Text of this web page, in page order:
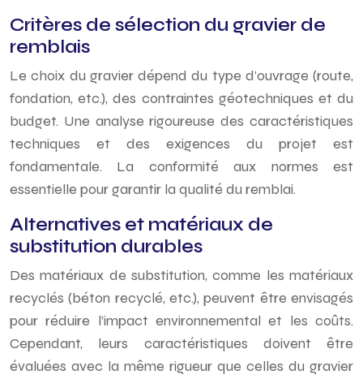
Critères de sélection du gravier de
remblais
Le choix du gravier dépend du type d’ouvrage (route,
fondation, etc.), des contraintes géotechniques et du
budget. Une analyse rigoureuse des caractéristiques
techniques et des exigences du projet est
fondamentale. La conformité aux normes est
essentielle pour garantir la qualité du remblai.
Alternatives et matériaux de
substitution durables
Des matériaux de substitution, comme les matériaux
recyclés (béton recyclé, etc.), peuvent être envisagés
pour réduire l’impact environnemental et les coûts.
Cependant, leurs caractéristiques doivent être
évaluées avec la même rigueur que celles du gravier